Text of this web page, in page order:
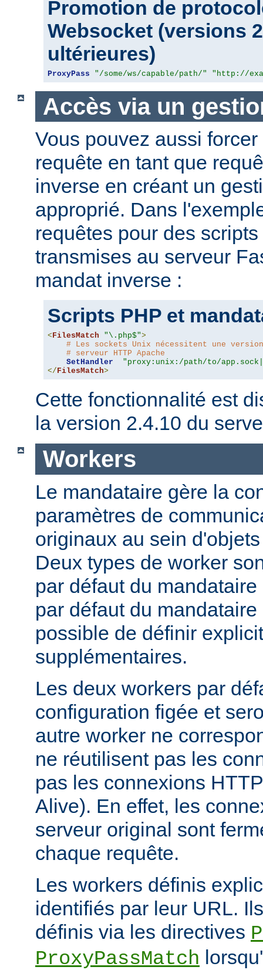
Promotion de
Websocket (versions
ultérieures)
ProxyPass "/some/ws/capable/path/" "http://
Accès via un
Vous pouvez aussi
requête en tant que
inverse en créant un
approprié. Dans
requêtes pour des
transmises au serveur
mandat inverse :
Scripts PHP et
<FilesMatch "\.php$">
# Les sockets Unix nécessitent une
# serveur HTTP Apache
SetHandler
"proxy:unix:/path/to/
</FilesMatch>
Cette fonctionnalité est
la version 2.4.10 du
Workers
Le mandataire gère la
paramètres de
originaux au sein
Deux types de worker
par défaut du
par défaut du
possible de définir
supplémentaires.
Les deux workers par
configuration figée et
autre worker ne
ne réutilisent pas les
pas les connexions
Alive). En effet, les
serveur original sont
chaque requête.
Les workers définis
identifiés par leur URL.
définis via les directives
ProxyPassMatch